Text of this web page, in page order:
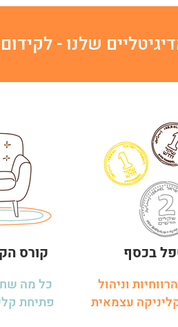
שלנו -
קורס
כל מה
פתיחת
בכסף
וניהול
עצמאית